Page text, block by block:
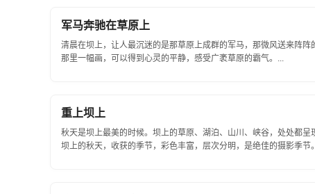
军马奔驰在草原上
清晨在坝上，让人最沉迷的是那草原上成群的军马，那微风送来阵
那里一幅画，可以得到心灵的平静，感受广袤草原的霸气。...
重上坝上
秋天是坝上最美的时候。坝上的草原、湖泊、山川、峡谷，处处都
坝上的秋天，收获的季节，彩色丰富，层次分明，是绝佳的摄影季节